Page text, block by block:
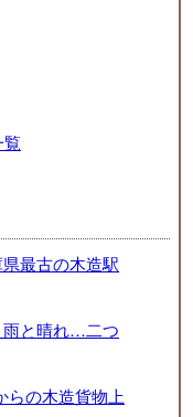
覧
最古の木造駅
雨と晴れ…二つ
らの木造貨物上